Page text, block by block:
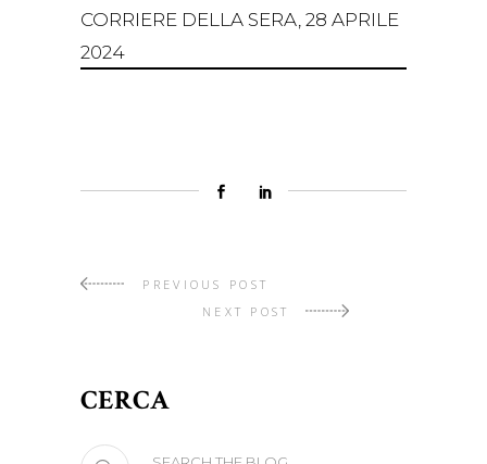
CORRIERE DELLA SERA, 28 APRILE
2024
PREVIOUS POST
NEXT POST
CERCA
Search